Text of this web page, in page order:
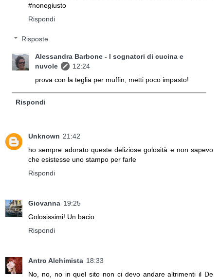
#nonegiusto
Rispondi
Risposte
Alessandra Barbone - I sognatori di cucina e
nuvole
12:24
prova con la teglia per muffin, metti poco impasto!
Rispondi
Unknown 21:42
ho sempre adorato queste deliziose golosità e non sapevo
che esistesse uno stampo per farle
Rispondi
Giovanna 19:25
Golosissimi! Un bacio
Rispondi
Antro Alchimista 18:33
No, no, no in quel sito non ci devo andare altrimenti il De